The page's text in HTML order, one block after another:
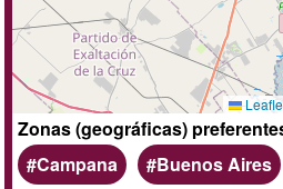
Zonas (geográficas)
Campana
Buenos Aires